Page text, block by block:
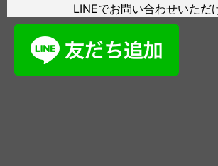
LINEでお問い合わせいただ